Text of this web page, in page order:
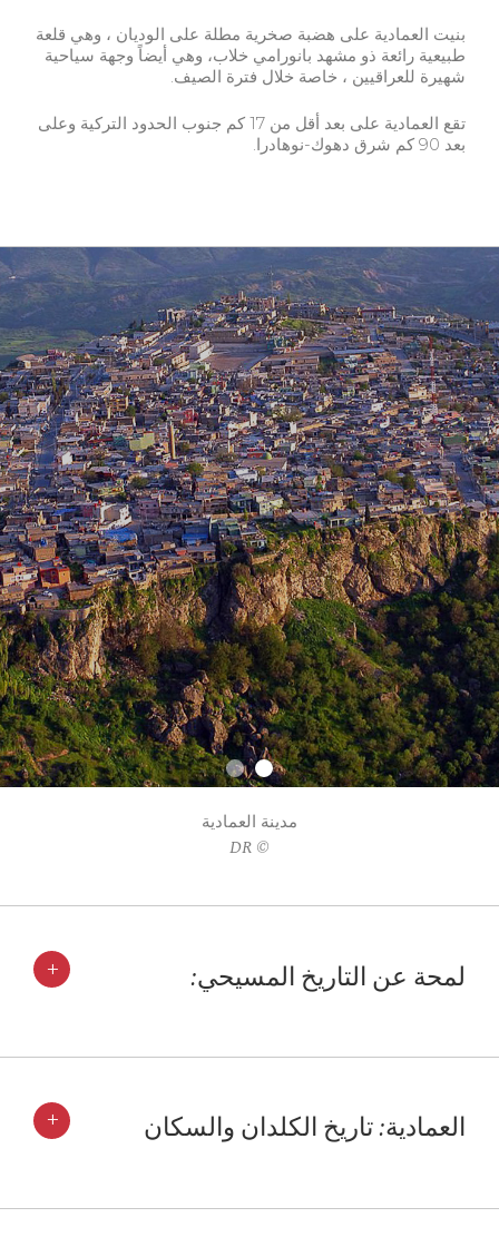
بنيت العمادية على هضبة صخرية مطلة على الوديان ، وهي قلعة
طبيعية رائعة ذو مشهد بانورامي خلاب، وهي أيضاً وجهة سياحية
شهيرة للعراقيين ، خاصة خلال فترة الصيف.
تقع العمادية على بعد أقل من 17 كم جنوب الحدود التركية وعلى
بعد 90 كم شرق دهوك-نوهادرا.
مدينة العمادية
© DR
+ لمحة عن التاريخ المسيحي:
+ العمادية: تاريخ الكلدان والسكان